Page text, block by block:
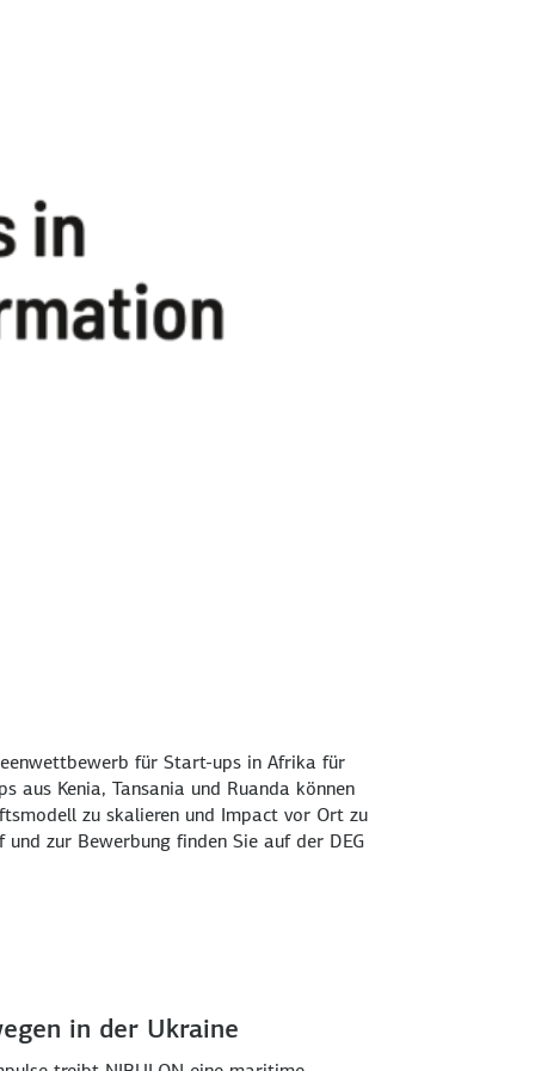
für Start-ups in Afrika für
aus Kenia, Tansania und Ruanda können
zu skalieren und Impact vor Ort zu
und zur Bewerbung finden Sie auf der DEG
in der Ukraine